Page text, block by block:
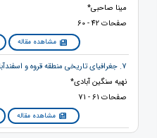
مینا صاحبی*
صفحات 42 - 60
مشاهده مقاله
7. جغرافیای تاریخی منطقه قروه و اسفندآباد
نهیه سنگین آبادی*
صفحات 61 - 71
مشاهده مقاله